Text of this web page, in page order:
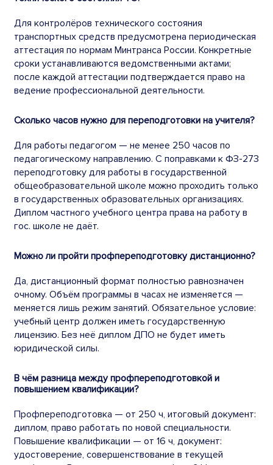
Для контролёров технического состояния
транспортных средств предусмотрена периодическая
аттестация по нормам Минтранса России. Конкретные
сроки устанавливаются ведомственными актами;
после каждой аттестации подтверждается право на
ведение профессиональной деятельности.
Сколько часов нужно для переподготовки на учителя?
Для работы педагогом — не менее 250 часов по
педагогическому направлению. С поправками к ФЗ-273
переподготовку для работы в государственной
общеобразовательной школе можно проходить только
в государственных образовательных организациях.
Диплом частного учебного центра права на работу в
гос. школе не даёт.
Можно ли пройти профпереподготовку дистанционно?
Да, дистанционный формат полностью равнозначен
очному. Объём программы в часах не изменяется —
меняется лишь режим занятий. Обязательное условие:
учебный центр должен иметь государственную
лицензию. Без неё диплом ДПО не будет иметь
юридической силы.
В чём разница между профпереподготовкой и
повышением квалификации?
Профпереподготовка — от 250 ч, итоговый документ:
диплом, право работать по новой специальности.
Повышение квалификации — от 16 ч, документ:
удостоверение, совершенствование в текущей